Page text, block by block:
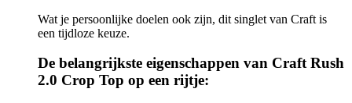
Wat je persoonlijke doelen ook zijn, dit singlet van Craft is
een tijdloze keuze.
De belangrijkste eigenschappen van Craft Rush
2.0 Crop Top op een rijtje: